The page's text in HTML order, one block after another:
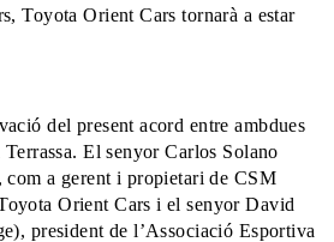
Toyota Orient Cars tornarà a estar
del present acord entre ambdues
El senyor Carlos Solano
com a gerent i propietari de CSM
Orient Cars i el senyor David
president de l’Associació Esportiva